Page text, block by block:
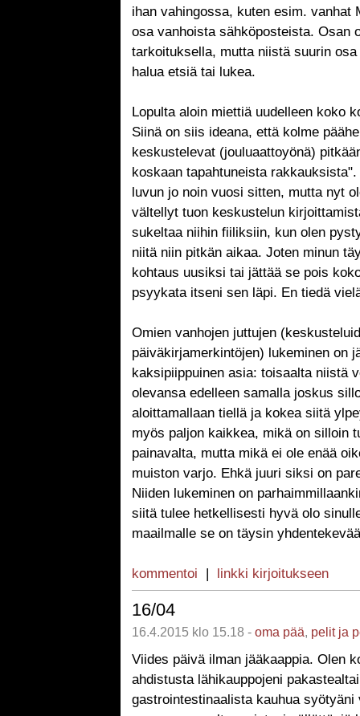
ihan vahingossa, kuten esim. vanhat
osa vanhoista sähköposteista. Osan
tarkoituksella, mutta niistä suurin
halua etsiä tai lukea.
Lopulta aloin miettiä uudelleen koko
Siinä on siis ideana, että kolme
keskustelevat (jouluaattoyönä)
koskaan tapahtuneista
luvun jo noin vuosi sitten, mutta nyt
vältellyt tuon keskustelun
sukeltaa niihin fiiliksiin, kun olen
niitä niin pitkän aikaa. Joten minun
kohtaus uusiksi tai jättää se pois
psyykata itseni sen läpi. En tiedä
Omien vanhojen juttujen
päiväkirjamerkintöjen) lukeminen on
kaksipiippuinen asia: toisaalta niistä
olevansa edelleen samalla joskus
aloittamallaan tiellä ja kokea siitä
myös paljon kaikkea, mikä on silloin
painavalta, mutta mikä ei ole enää
muiston varjo. Ehkä juuri siksi on
Niiden lukeminen on
siitä tulee hetkellisesti hyvä olo
maailmalle se on täysin
kommentoi | linkki kirjoitukseen
16/04
16.4.2015 klo 15.18 - oma pää, pelit ja
Viides päivä ilman jääkaappia. Olen
ahdistusta lähikauppojeni
gastrointestinaalista kauhua